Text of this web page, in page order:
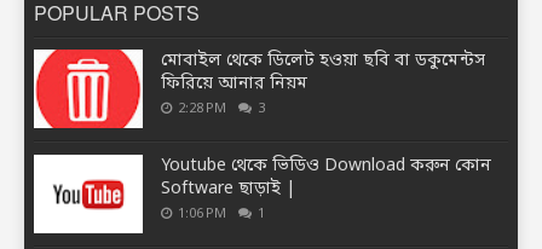
POPULAR POSTS
মোবাইল থেকে ডিলেট হওয়া ছবি বা ডকুমেন্টস
ফিরিয়ে আনার নিয়ম
2:28 PM 3
Youtube থেকে ভিডিও Download করুন কোন
Software ছাড়াই |
1:06 PM 1